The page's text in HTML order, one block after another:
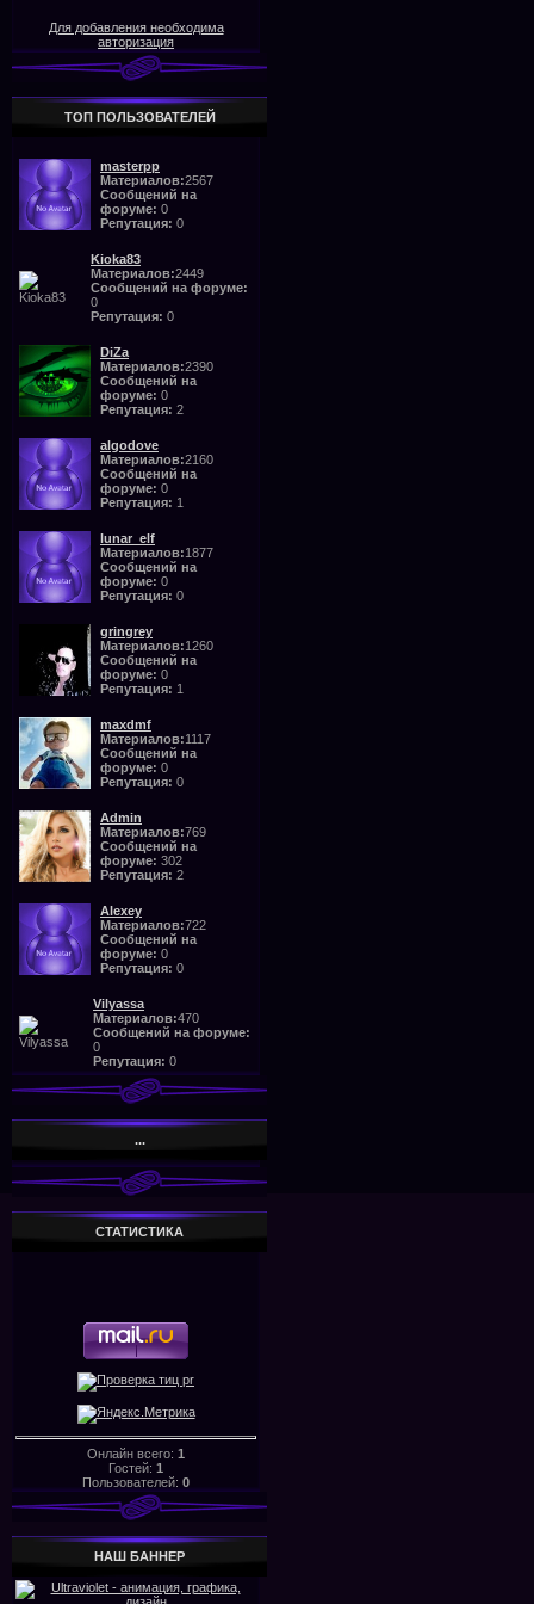
Для добавления необходима
авторизация
ТОП ПОЛЬЗОВАТЕЛЕЙ
masterpp
Материалов:2567
Сообщений на
форуме: 0
Репутация: 0
Kioka83
Материалов:2449
Сообщений на форуме:
0
Репутация: 0
DiZa
Материалов:2390
Сообщений на
форуме: 0
Репутация: 2
algodove
Материалов:2160
Сообщений на
форуме: 0
Репутация: 1
lunar_elf
Материалов:1877
Сообщений на
форуме: 0
Репутация: 0
gringrey
Материалов:1260
Сообщений на
форуме: 0
Репутация: 1
maxdmf
Материалов:1117
Сообщений на
форуме: 0
Репутация: 0
Admin
Материалов:769
Сообщений на
форуме: 302
Репутация: 2
Alexey
Материалов:722
Сообщений на
форуме: 0
Репутация: 0
Vilyassa
Материалов:470
Сообщений на форуме:
0
Репутация: 0
...
СТАТИСТИКА
Онлайн всего: 1
Гостей: 1
Пользователей: 0
НАШ БАHHЕР